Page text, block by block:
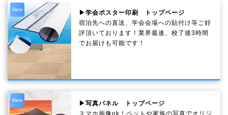
New
▶学会ポスター印刷 トップページ
宿泊先への直送、学会会場への貼付け等ご好
評頂いております！業界最速、校了後3時間
でお届けも可能です！
New
▶写真パネル トップページ